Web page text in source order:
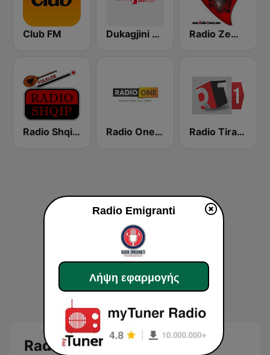
Club FM Dukagjini Radio Radio Zemra
Radio Shqip Folklor Radio One Albania Radio Tirana 1
Radio Emigranti
Radio Emigranti
Λήψη εφαρμογής